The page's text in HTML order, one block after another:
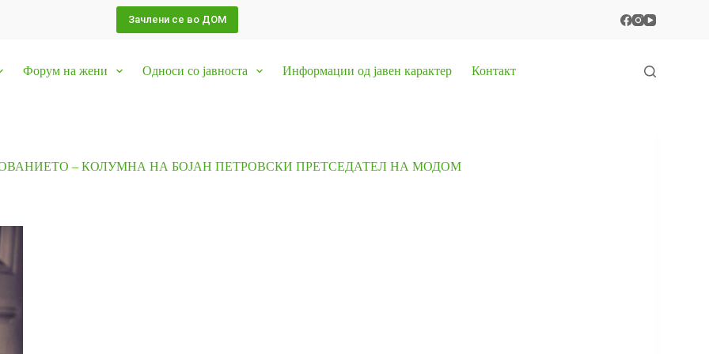
Зачлени се во ДОМ
Форум на жени Односи со јавноста Информации од јавен карактер Контакт
– КОЛУМНА НА БОЈАН ПЕТРОВСКИ ПРЕТСЕДАТЕЛ НА МОДОМ